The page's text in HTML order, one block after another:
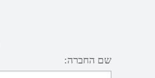
שם החברה: